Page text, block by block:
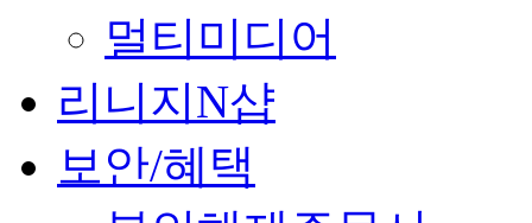
멀티미디어
리니지N샵
보안/혜택